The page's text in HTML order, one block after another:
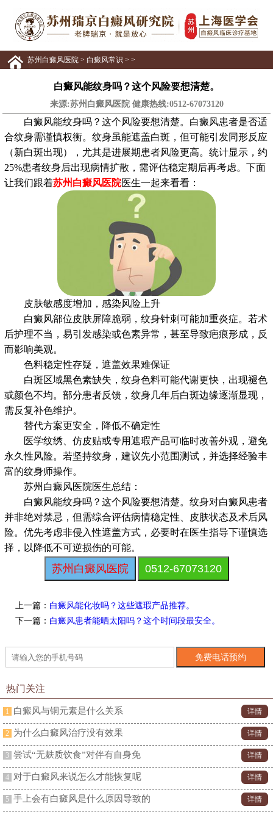
苏州白癜风医院> 白癜风常识 > >
白癜风能纹身吗？这个风险要想清楚。
来源:苏州白癜风医院 健康热线:0512-67073120
白癜风能纹身吗？这个风险要想清楚。白癜风患者是否适
合纹身需谨慎权衡。纹身虽能遮盖白斑，但可能引发同形反应
（新白斑出现），尤其是进展期患者风险更高。统计显示，约
25%患者纹身后出现病情扩散，需评估稳定期后再考虑。下面
让我们跟着苏州白癜风医院医生一起来看看：
皮肤敏感度增加，感染风险上升
白癜风部位皮肤屏障脆弱，纹身针刺可能加重炎症。若术
后护理不当，易引发感染或色素异常，甚至导致疤痕形成，反
而影响美观。
色料稳定性存疑，遮盖效果难保证
白斑区域黑色素缺失，纹身色料可能代谢更快，出现褪色
或颜色不均。部分患者反馈，纹身几年后白斑边缘逐渐显现，
需反复补色维护。
替代方案更安全，降低不确定性
医学纹绣、仿皮贴或专用遮瑕产品可临时改善外观，避免
永久性风险。若坚持纹身，建议先小范围测试，并选择经验丰
富的纹身师操作。
苏州白癜风医院医生总结：
白癜风能纹身吗？这个风险要想清楚。纹身对白癜风患者
并非绝对禁忌，但需综合评估病情稳定性、皮肤状态及术后风
险。优先考虑非侵入性遮盖方式，必要时在医生指导下谨慎选
择，以降低不可逆损伤的可能。
苏州白癜风医院 0512-67073120
上一篇： 白癜风能化妆吗？这些遮瑕产品推荐。
下一篇： 白癜风患者能晒太阳吗？这个时间段最安全。
热门关注
1 白癜风与铜元素是什么关系 详情
2 为什么白癜风治疗没有效果 详情
3 尝试“无麸质饮食”对伴有自身免 详情
4 对于白癜风来说怎么才能恢复呢 详情
5 手上会有白癜风是什么原因导致的 详情